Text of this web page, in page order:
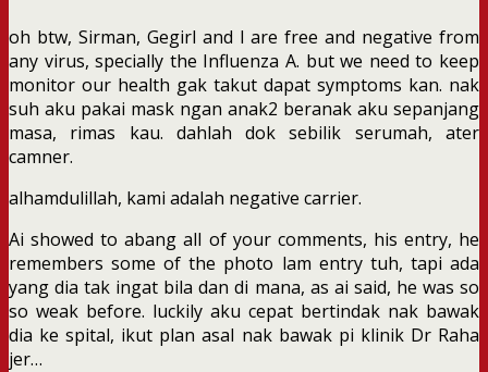
oh btw, Sirman, Gegirl and I are free and negative from
any virus, specially the Influenza A. but we need to keep
monitor our health gak takut dapat symptoms kan. nak
suh aku pakai mask ngan anak2 beranak aku sepanjang
masa, rimas kau. dahlah dok sebilik serumah, ater
camner.
alhamdulillah, kami adalah negative carrier.
Ai showed to abang all of your comments, his entry, he
remembers some of the photo lam entry tuh, tapi ada
yang dia tak ingat bila dan di mana, as ai said, he was so
so weak before. luckily aku cepat bertindak nak bawak
dia ke spital, ikut plan asal nak bawak pi klinik Dr Raha
jer…